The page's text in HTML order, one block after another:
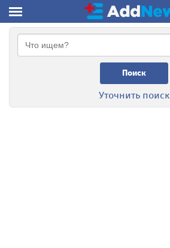
Поиск
Уточнить поиск